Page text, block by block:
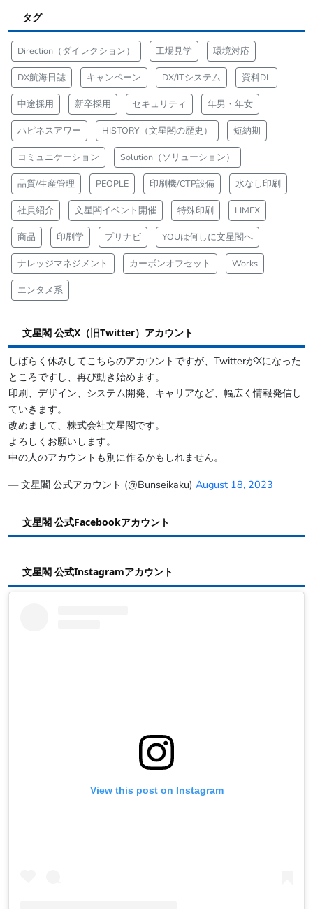
タグ
Direction（ダイレクション） 工場見学 環境対応
DX航海日誌 キャンペーン DX/ITシステム 資料DL
中途採用 新卒採用 セキュリティ 年男・年女
ハピネスアワー HISTORY（文星閣の歴史） 短納期
コミュニケーション Solution（ソリューション）
品質/生産管理 PEOPLE 印刷機/CTP設備 水なし印刷
社員紹介 文星閣イベント開催 特殊印刷 LIMEX
商品 印刷学 プリナビ YOUは何しに文星閣へ
ナレッジマネジメント カーボンオフセット Works
エンタメ系
文星閣 公式X（旧Twitter）アカウント
しばらく休みしてこちらのアカウントですが、TwitterがXになった
ところですし、再び動き始めます。
印刷、デザイン、システム開発、キャリアなど、幅広く情報発信し
ていきます。
改めまして、株式会社文星閣です。
よろしくお願いします。
中の人のアカウントも別に作るかもしれません。
— 文星閣 公式アカウント (@Bunseikaku) August 18, 2023
文星閣 公式Facebookアカウント
文星閣 公式Instagramアカウント
View this post on Instagram